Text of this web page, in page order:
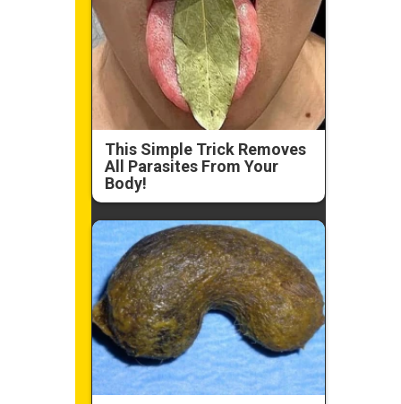
This Simple Trick Removes
All Parasites From Your
Body!